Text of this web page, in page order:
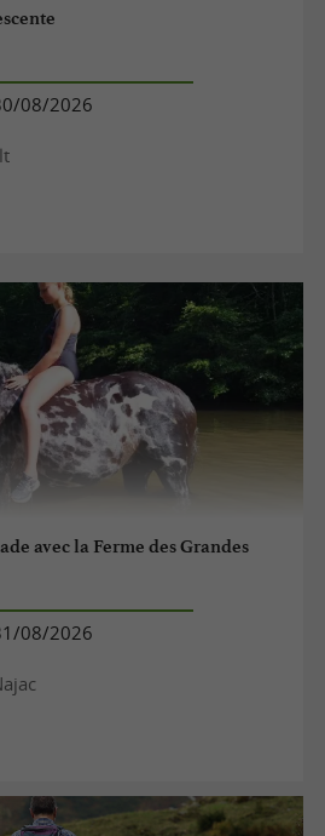
08/2026
avec la Ferme des Grandes
08/2026